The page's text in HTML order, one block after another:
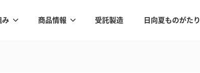
み 商品情報 受託製造 日向夏ものがたり